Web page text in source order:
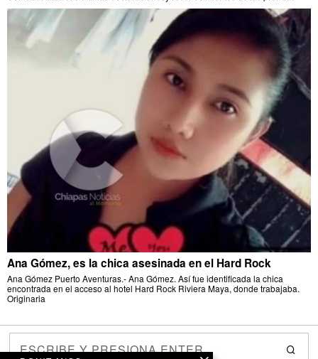
Ana Gómez, es la chica asesinada en el Hard Rock
Ana Gómez Puerto Aventuras.- Ana Gómez. Así fue identificada la chica
encontrada en el acceso al hotel Hard Rock Riviera Maya, donde trabajaba.
Originaria